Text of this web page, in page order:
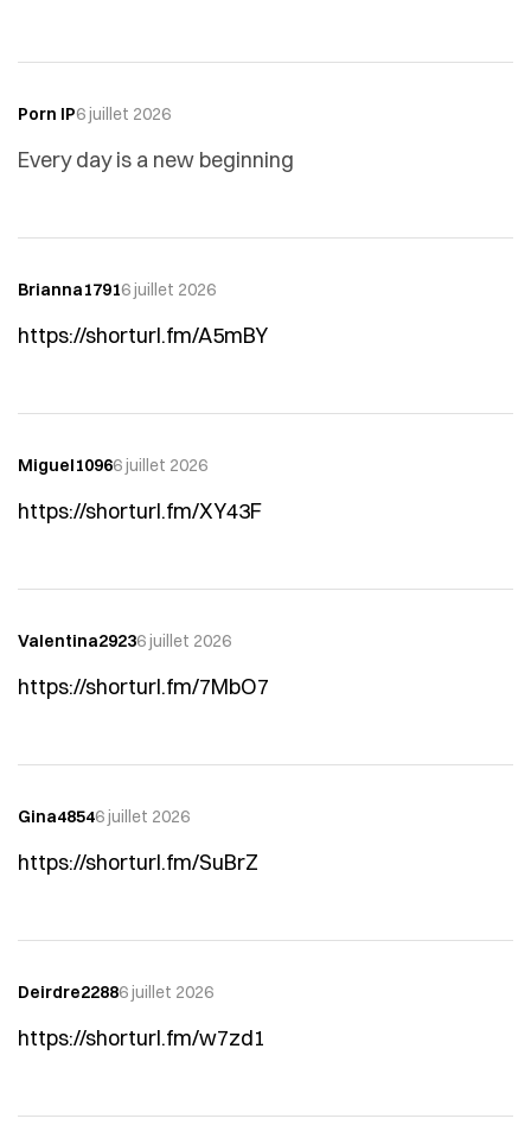
Porn IP6 juillet 2026
Every day is a new beginning
Brianna17916 juillet 2026
https://shorturl.fm/A5mBY
Miguel10966 juillet 2026
https://shorturl.fm/XY43F
Valentina29236 juillet 2026
https://shorturl.fm/7MbO7
Gina48546 juillet 2026
https://shorturl.fm/SuBrZ
Deirdre22886 juillet 2026
https://shorturl.fm/w7zd1